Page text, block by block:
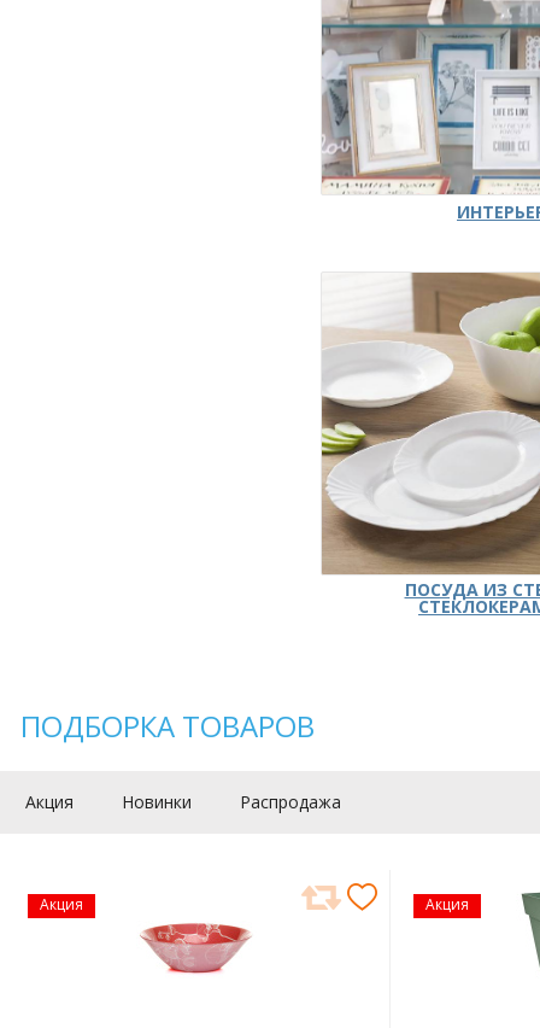
ПОСУДА ИЗ
ПОДБОРКА ТОВАРОВ
Акция Новинки Распродажа
Акция Акция